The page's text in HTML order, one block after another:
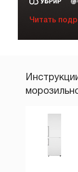
Читать